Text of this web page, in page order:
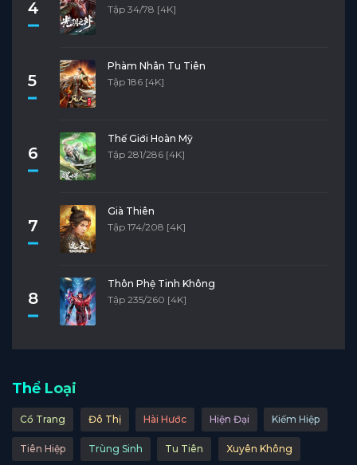
4
Tập 34/78 [4K]
5
Phàm Nhân Tu Tiên
Tập 186 [4K]
6
Thế Giới Hoàn Mỹ
Tập 281/286 [4K]
7
Già Thiên
Tập 174/208 [4K]
8
Thôn Phệ Tinh Không
Tập 235/260 [4K]
Thể Loại
Cổ Trang Đô Thị Hài Hước Hiện Đại Kiếm Hiệp
Tiên Hiệp Trùng Sinh Tu Tiên Xuyên Không